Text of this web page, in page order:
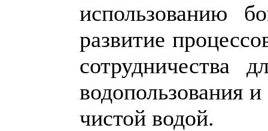
использованию
развитие
сотрудничества
водопользования
чистой водой.